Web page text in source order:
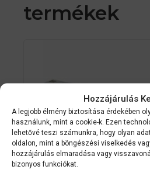
Hozzájárulás
A legjobb élmény biztosítása érdekében
használunk, mint a cookie-k. Ezen
lehetővé teszi számunkra, hogy olyan
oldalon, mint a böngészési viselkedés
hozzájárulás elmaradása vagy
bizonyos funkciókat.
termékek